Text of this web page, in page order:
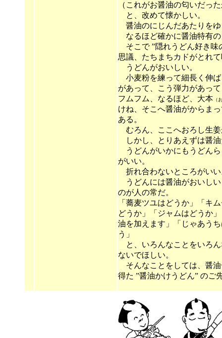
（これがお醤油の匂いだっ
と、改めて懐かしい。
醤油のにじんだあたりを
なるほど確かに醤油特有の
そこで ”隠れうどん好き味
思議、たちまちカドがとれ
うどんがおいしい。
小麦粉を練って細長く伸ば
があって、こう弾力があっ
フムフム、なるほど、大本（
けね、そこへ醤油がからま
ある。
むろん、ここへおろし生
しかし、とりあえずは醤
うどんがいかにもうどんら
がいい。
折れ合わないところがいい
うどんには醤油がおいしい
のが人の常だ。
「蕎麦ツユはどうか」「キ
どうか」「ジャムはどうか
油を加えます」「じゃあう
う」
と、いろんなことをいろん
ないでほしい。
そんなことをしては、醤油
得た ”醤油かけうどん” のご